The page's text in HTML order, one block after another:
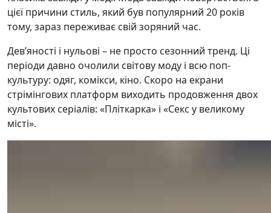
цієї причини стиль, який був популярний 20 років
тому, зараз переживає свій зоряний час.
Дев’яності і нульові – не просто сезонний тренд. Ці
періоди давно очолили світову моду і всю поп-
культуру: одяг, комікси, кіно. Скоро на екрани
стрімінгових платформ виходить продовження двох
культових серіалів: «Пліткарка» і «Секс у великому
місті».